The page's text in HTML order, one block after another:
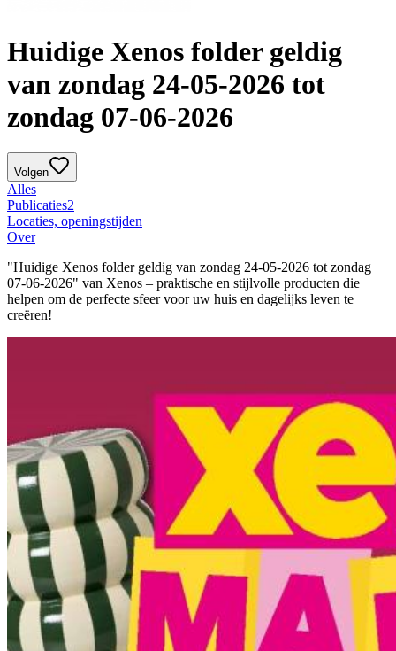
Huidige Xenos folder geldig
van zondag 24-05-2026 tot
zondag 07-06-2026
Volgen
Alles
Publicaties2
Locaties, openingstijden
Over
"Huidige Xenos folder geldig van zondag 24-05-2026 tot zondag
07-06-2026" van Xenos – praktische en stijlvolle producten die
helpen om de perfecte sfeer voor uw huis en dagelijks leven te
creëren!